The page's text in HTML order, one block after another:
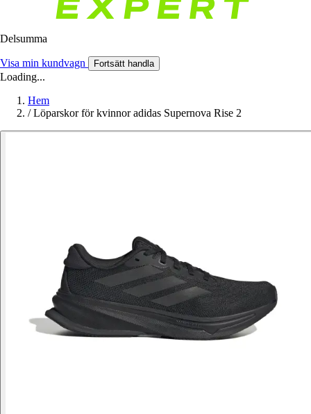
Delsumma
Visa min kundvagn Fortsätt handla
Loading...
Hem
/ Löparskor för kvinnor adidas Supernova Rise 2